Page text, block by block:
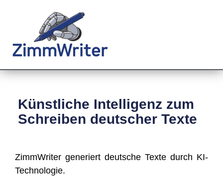
Künstliche Intelligenz zum
Schreiben deutscher Texte
Zimm­Wri­ter gene­riert deut­sche Tex­te durch KI-
Technologie.